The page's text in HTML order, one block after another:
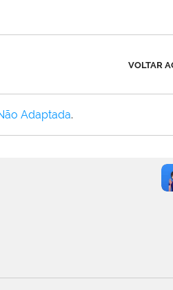
VOLTAR
Adaptada.